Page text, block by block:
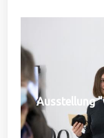
Ausstellung